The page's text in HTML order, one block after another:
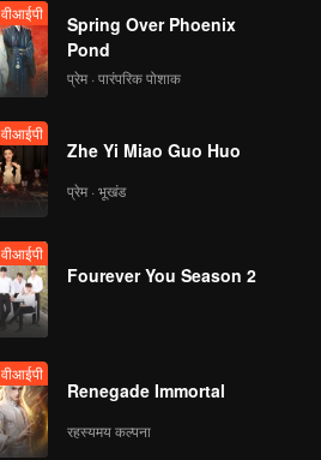
वीआईपी
Spring Over Phoenix
Pond
प्रेम · पारंपरिक पोशाक
वीआईपी
Zhe Yi Miao Guo Huo
प्रेम · भूखंड
वीआईपी
Fourever You Season 2
वीआईपी
Renegade Immortal
रहस्यमय कल्पना